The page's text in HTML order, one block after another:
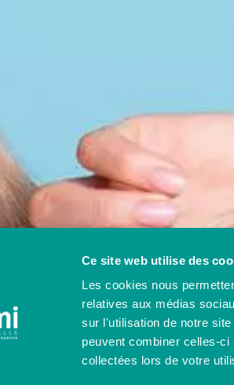
Ce site web utilise des
Les cookies nous
relatives aux médias
sur l'utilisation de notre
peuvent combiner celles-
collectées lors de votre